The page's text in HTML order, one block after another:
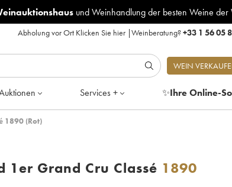
und Weinhandlung der besten Weine der
Abholung vor Ort Klicken Sie hier|Weinberatung?+33 1 56 05
WEIN
Services + ✨Ihre Online-
1890 (Rot)
1er Grand Cru Classé 1890